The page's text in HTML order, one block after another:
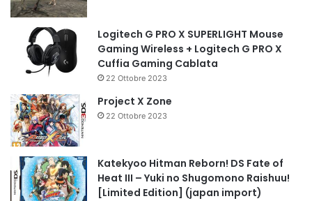
Logitech G PRO X SUPERLIGHT Mouse
Gaming Wireless + Logitech G PRO X
Cuffia Gaming Cablata
22 Ottobre 2023
Project X Zone
22 Ottobre 2023
Katekyoo Hitman Reborn! DS Fate of
Heat III – Yuki no Shugomono Raishuu!
[Limited Edition] (japan import)